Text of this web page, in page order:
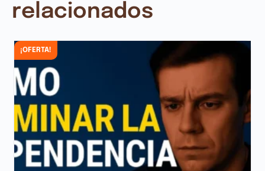
relacionados
¡OFERTA!